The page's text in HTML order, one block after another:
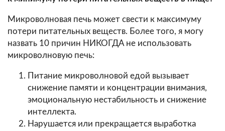
Микроволновая печь может свести к максимуму
потери питательных веществ. Более того, я могу
назвать 10 причин НИКОГДА не использовать
микроволновую печь:
Питание микроволновой едой вызывает
снижение памяти и концентрации внимания,
эмоциональную нестабильность и снижение
интеллекта.
Нарушается или прекращается выработка